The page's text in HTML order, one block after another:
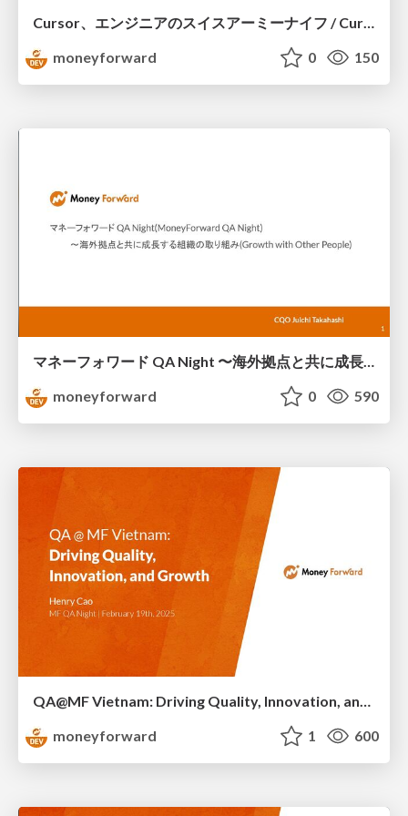
Cursor、エンジニアのスイスアーミーナイフ / Cursor, an engineers swiss army knife
moneyforward
0 150
マネーフォワード QA Night 〜海外拠点と共に成長する組織の取り組み〜 / MoneyForward QA Night -Growth with Other People-
moneyforward
0 590
QA@MF Vietnam: Driving Quality, Innovation, and Growth
moneyforward
1 600